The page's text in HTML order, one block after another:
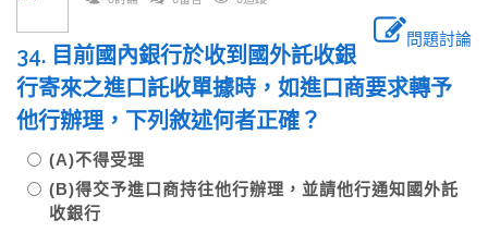
問題討論
34. 目前國內銀行於收到國外託收銀
行寄來之進口託收單據時，如進口商要求轉予
他行辦理，下列敘述何者正確？
(A)不得受理
(B)得交予進口商持往他行辦理，並請他行通知國外託
收銀行